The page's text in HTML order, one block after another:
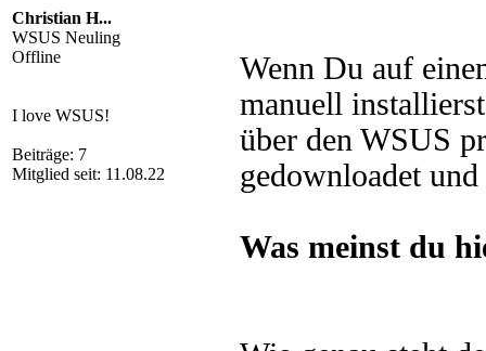
Christian H...
WSUS Neuling
Offline
I love WSUS!
Beiträge: 7
Mitglied seit: 11.08.22
Wenn Du auf
manuell
über den WSUS
gedownloadet
Was meinst du